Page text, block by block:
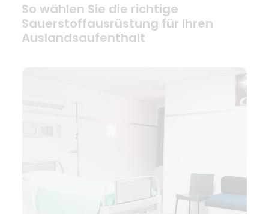
So wählen Sie die richtige
Sauerstoffausrüstung für Ihren
Auslandsaufenthalt